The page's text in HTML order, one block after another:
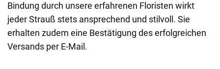
Bindung durch unsere erfahrenen Floristen wirkt
jeder Strauß stets ansprechend und stilvoll. Sie
erhalten zudem eine Bestätigung des erfolgreichen
Versands per E-Mail.